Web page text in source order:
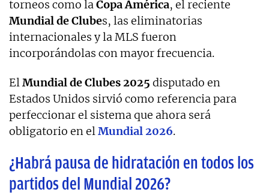
torneos como laCopaAmérica, el reciente
Mundial de Clubes, las eliminatorias
internacionales y la MLS fueron
incorporándolas con mayor frecuencia.
ElMundial de Clubes 2025 disputado en
Estados Unidos sirvió como referencia para
perfeccionar el sistema que ahora será
obligatorio en elMundial 2026.
¿Habrá pausa de hidratación en todos los
partidos del Mundial 2026?